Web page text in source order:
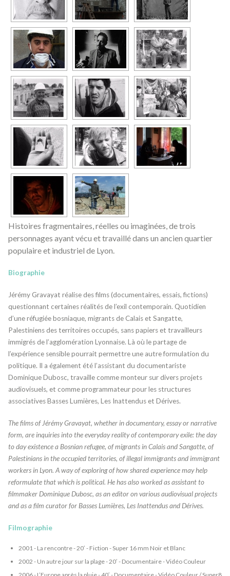
Histoires fragmentaires, réelles ou imaginées, de trois
personnages ayant vécu et travaillé dans un ancien quartier
populaire et industriel de Lyon.
Biographie
Jérémy Gravayat réalise des films (documentaires, essais, fictions)
questionnant certaines réalités de l’exil contemporain. Quotidien
d’une réfugiée bosniaque, migrants de Calais et Sangatte,
Palestiniens des territoires occupés, sans papiers et travailleurs
immigrés de l’agglomération Lyonnaise. Là où le partage de
l’expérience sensible pourrait permettre une autre formulation du
politique. Il a également été l’assistant du documentariste
Dominique Dubosc, travaille comme monteur sur divers projets
audiovisuels, et comme programmateur pour les structures
associatives Basses Lumières, Les Inattendus et Dérives.
The films of Jérémy Gravayat, whether in documentary, essay or narrative
form, are inquiries into the everyday reality of contemporary exile: the day
to day existence a Bosnian refugee, of migrants in Calais and Sangatte, of
Palestinians in the occupied territories, of illegal immigrants and immigrant
workers in Lyon. A way of exploring of how shared experience may help
reformulate that which is political. He has also worked as assistant to
filmmaker Dominique Dubosc, as an editor on various audiovisual projects
and as a film curator for Basses Lumières, Les Inattendus and Dérives.
Filmographie
2001 - La rencontre - 20′ - Fiction - Super 16 mm Noir et Blanc
2002 - Un autre jour sur la plage - 20′ - Documentaire - Vidéo Couleur